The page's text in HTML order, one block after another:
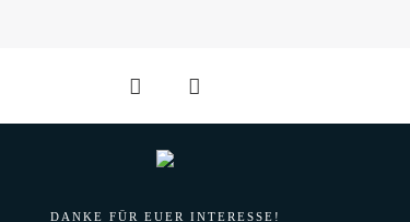
DANKE FÜR EUER INTERESSE!